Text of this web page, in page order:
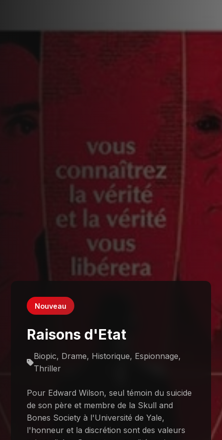
Nouveau
Raisons d'Etat
Biopic, Drame, Historique, Espionnage,
Thriller
Pour Edward Wilson, seul témoin du suicide
de son père et membre de la Skull and
Bones Society à l'Université de Yale,
l'honneur et la discrétion sont des valeurs